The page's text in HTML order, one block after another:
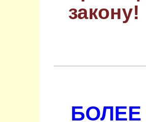
закону!
БОЛЕЕ